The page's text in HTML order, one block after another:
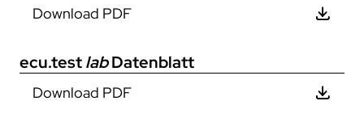
Download PDF
ecu.testlabDatenblatt
Download PDF